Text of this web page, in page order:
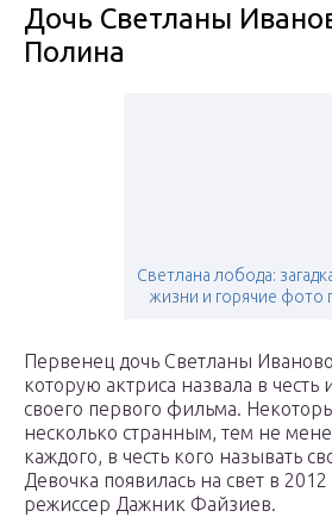
Дочь Светланы
Полина
Светлана лобода:
жизни и горячие фото
Первенец дочь Светланы
которую актриса назвала в
своего первого фильма.
несколько странным, тем не
каждого, в честь кого называть
Девочка появилась на свет в
режиссер Дажник Файзиев.